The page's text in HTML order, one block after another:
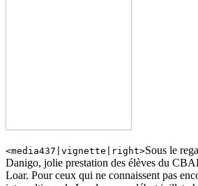
<media437|vignette|right>Sous le
Danigo, jolie prestation des élèves du
Loar. Pour ceux qui ne connaissent pas